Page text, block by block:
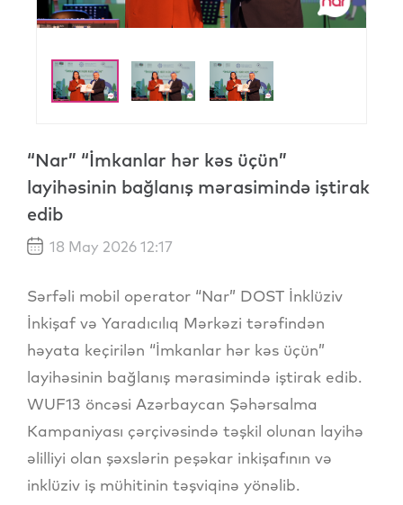
“Nar” “İmkanlar hər kəs üçün”
layihəsinin bağlanış mərasimində iştirak
edib
18 May 2026 12:17
Sərfəli mobil operator “Nar” DOST İnklüziv
İnkişaf və Yaradıcılıq Mərkəzi tərəfindən
həyata keçirilən “İmkanlar hər kəs üçün”
layihəsinin bağlanış mərasimində iştirak edib.
WUF13 öncəsi Azərbaycan Şəhərsalma
Kampaniyası çərçivəsində təşkil olunan layihə
əlilliyi olan şəxslərin peşəkar inkişafının və
inklüziv iş mühitinin təşviqinə yönəlib.